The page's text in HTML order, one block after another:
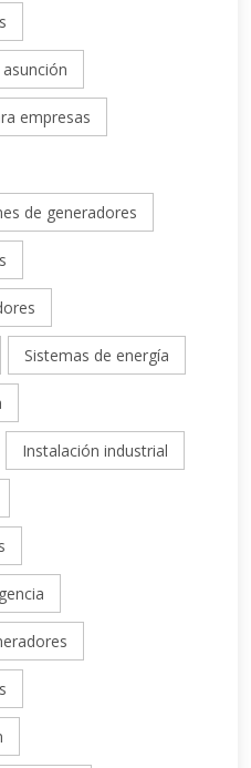
empresas
de generadores
Sistemas de energía
Instalación industrial